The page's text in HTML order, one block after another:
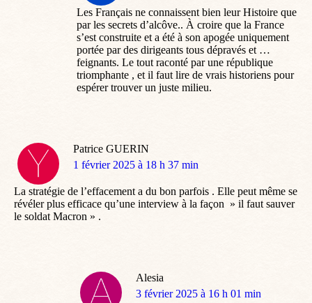
Les Français ne connaissent bien leur Histoire que
par les secrets d’alcôve.. À croire que la France
s’est construite et a été à son apogée uniquement
portée par des dirigeants tous dépravés et …
feignants. Le tout raconté par une république
triomphante , et il faut lire de vrais historiens pour
espérer trouver un juste milieu.
Patrice GUERIN
dit
1 février 2025 à 18 h 37 min
La stratégie de l’effacement a du bon parfois . Elle peut même se
révéler plus efficace qu’une interview à la façon » il faut sauver
le soldat Macron » .
Alesia
dit
3 février 2025 à 16 h 01 min